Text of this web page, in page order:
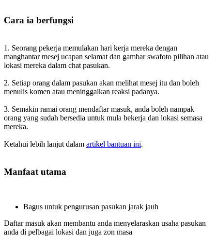
Cara ia berfungsi
1. Seorang pekerja memulakan hari kerja mereka dengan
manghantar mesej ucapan selamat dan gambar swafoto pilihan atau
lokasi mereka dalam chat pasukan.
2. Setiap orang dalam pasukan akan melihat mesej itu dan boleh
menulis komen atau meninggalkan reaksi padanya.
3. Semakin ramai orang mendaftar masuk, anda boleh nampak
orang yang sudah bersedia untuk mula bekerja dan lokasi semasa
mereka.
Ketahui lebih lanjut dalam artikel bantuan ini.
Manfaat utama
Bagus untuk pengurusan pasukan jarak jauh
Daftar masuk akan membantu anda menyelaraskan usaha pasukan
anda di pelbagai lokasi dan juga zon masa